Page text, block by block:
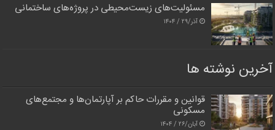
مسئولیت‌های زیست‌محیطی در پروژه‌های ساختمانی
آذر/۲۹ / ۱۴۰۴
آخرین نوشته ها
قوانین و مقررات حاکم بر آپارتمان‌ها و مجتمع‌های
مسکونی
آبان/۲۶ / ۱۴۰۴